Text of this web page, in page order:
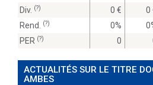
Div. (?) 0
Rend.
(?) 0%
PER (?) 0
ACTUALITÉS SUR LE TITRE
AMBES